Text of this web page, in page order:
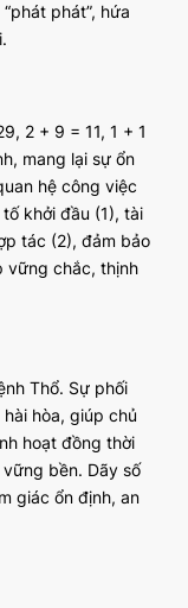
phát”, hứa
2 + 9 = 11, 1 + 1
mang lại sự ổn
hệ công việc
khởi đầu (1), tài
tác (2), đảm bảo
vững chắc, thịnh
Thổ. Sự phối
hòa, giúp chủ
hoạt đồng thời
bền. Dãy số
giác ổn định, an